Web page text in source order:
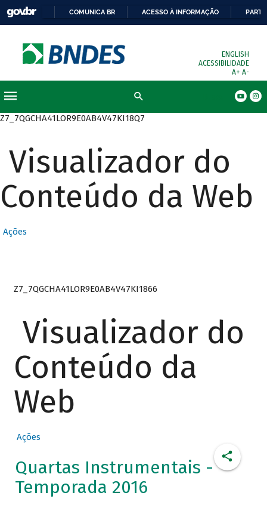
COMUNICA BR ACESSO À INFORMAÇÃO
ENGLISH
ACESSIBILIDADE
A+ A-
Z7_7QGCHA41LOR9E0AB4V47KI18Q7
Visualizador do
Conteúdo da Web
Ações
Z7_7QGCHA41LOR9E0AB4V47KI1866
Visualizador do
Conteúdo da
Web
Ações
Quartas Instrumentais -
Temporada 2016